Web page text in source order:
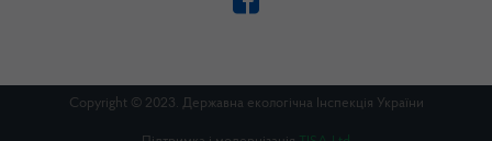
Copyright © 2023. Державна екологічна Інспекція України